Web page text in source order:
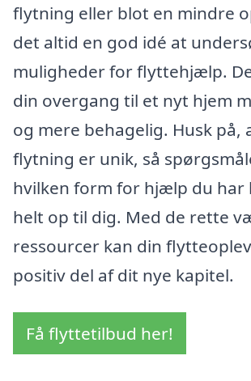
flytning eller blot en mindre
det altid en god idé at
muligheder for flyttehjælp.
din overgang til et nyt hjem
og mere behagelig. Husk på,
flytning er unik, så
hvilken form for hjælp du har
helt op til dig. Med de rette
ressourcer kan din
positiv del af dit nye kapitel.
Få flyttetilbud her!